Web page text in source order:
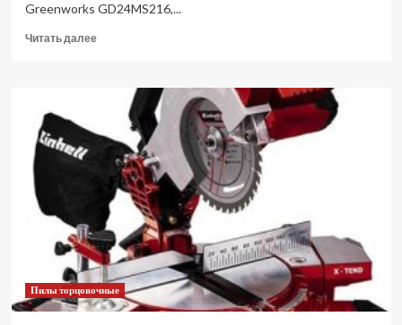
Greenworks GD24MS216,...
Читать далееПрочитать
торцовочная
аккумуляторная
GREENWORKS
GD24MS216
4800
об/
мин,
АКБ
4Ач
и
Пилы торцовочные